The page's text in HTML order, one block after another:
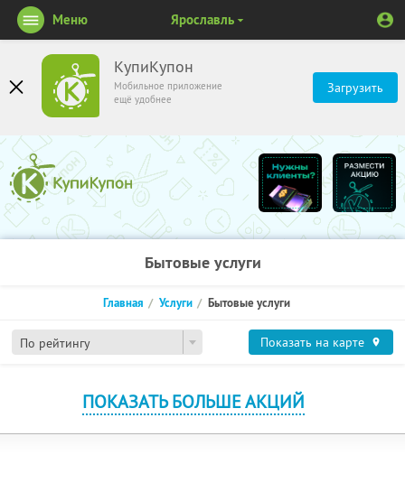
КупиКупон
Мобильное приложение
ещё удобнее
Загрузить
Меню Ярославль
Бытовые услуги
По рейтингу
Главная Услуги Бытовые услуги
Показать на карте
ПОКАЗАТЬ БОЛЬШЕ АКЦИЙ